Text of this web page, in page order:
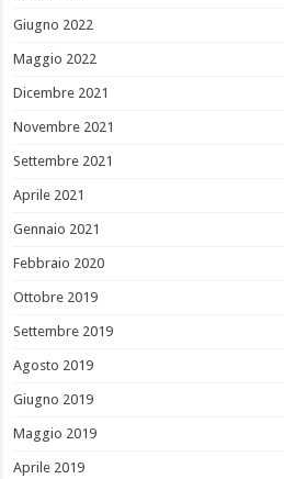
Giugno 2022
Maggio 2022
Dicembre 2021
Novembre 2021
Settembre 2021
Aprile 2021
Gennaio 2021
Febbraio 2020
Ottobre 2019
Settembre 2019
Agosto 2019
Giugno 2019
Maggio 2019
Aprile 2019